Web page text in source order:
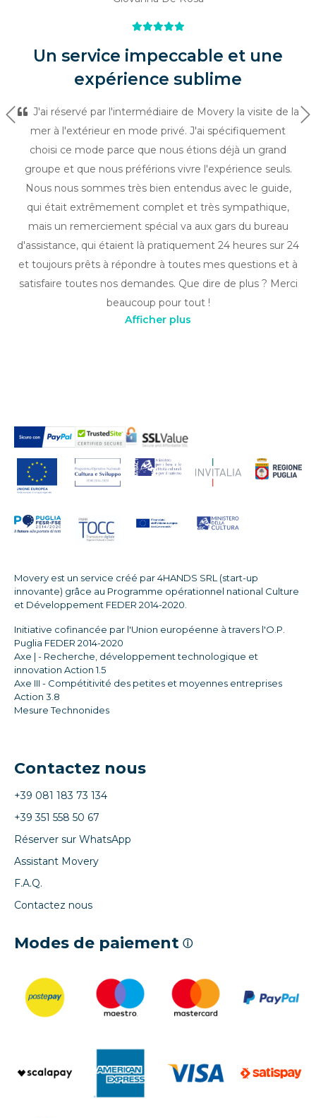
Un service impeccable et une
expérience sublime
J'ai réservé par l'intermédiaire de Movery la visite de la
mer à l'extérieur en mode privé. J'ai spécifiquement
choisi ce mode parce que nous étions déjà un grand
groupe et que nous préférions vivre l'expérience seuls.
Nous nous sommes très bien entendus avec le guide,
qui était extrêmement complet et très sympathique,
mais un remerciement spécial va aux gars du bureau
d'assistance, qui étaient là pratiquement 24 heures sur 24
et toujours prêts à répondre à toutes mes questions et à
satisfaire toutes nos demandes. Que dire de plus ? Merci
beaucoup pour tout !
Précédent
Afficher plus
Movery est un service créé par 4HANDS SRL (start-up
innovante) grâce au Programme opérationnel national Culture
et Développement FEDER 2014-2020.
Initiative cofinancée par l'Union européenne à travers l'O.P.
Puglia FEDER 2014-2020
Axe | - Recherche, développement technologique et
innovation Action 1.5
Axe III - Compétitivité des petites et moyennes entreprises
Action 3.8
Mesure Technonides
Contactez nous
+39 081 183 73 134
+39 351 558 50 67
Réserver sur WhatsApp
Assistant Movery
F.A.Q.
Contactez nous
Modes de paiement ⓘ